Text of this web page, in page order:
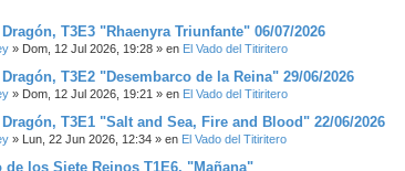
T3E3 "Rhaenyra Triunfante" 06/07/2026
» Dom, 12 Jul 2026, 19:28 » en El Vado del Titiritero
T3E2 "Desembarco de la Reina" 29/06/2026
» Dom, 12 Jul 2026, 19:21 » en El Vado del Titiritero
Dragón, T3E1 "Salt and Sea, Fire and Blood" 22/06/2026
» Lun, 22 Jun 2026, 12:34 » en El Vado del Titiritero
de los Siete Reinos T1E6. "Mañana"